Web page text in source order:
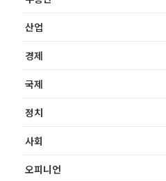
산업
경제
국제
정치
사회
오피니언